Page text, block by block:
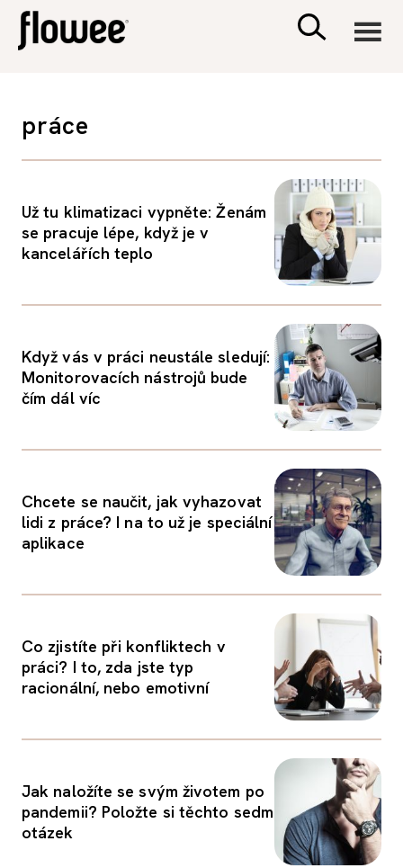
PSYCHOLOGIE
RODINA A DĚTI
PORADNA
práce
Už tu klimatizaci vypněte: Ženám
se pracuje lépe, když je v
kancelářích teplo
Když vás v práci neustále sledují:
Monitorovacích nástrojů bude
čím dál víc
Chcete se naučit, jak vyhazovat
lidi z práce? I na to už je speciální
aplikace
Co zjistíte při konfliktech v
práci? I to, zda jste typ
racionální, nebo emotivní
Jak naložíte se svým životem po
pandemii? Položte si těchto sedm
otázek